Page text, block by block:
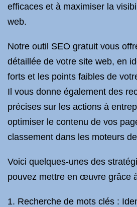
efficaces et à maximiser la
web.
Notre outil SEO gratuit vous
détaillée de votre site web, en
forts et les points faibles de
Il vous donne également des
précises sur les actions à
optimiser le contenu de vos
classement dans les moteurs
Voici quelques-unes des
pouvez mettre en œuvre grâce
Recherche de mots clés :